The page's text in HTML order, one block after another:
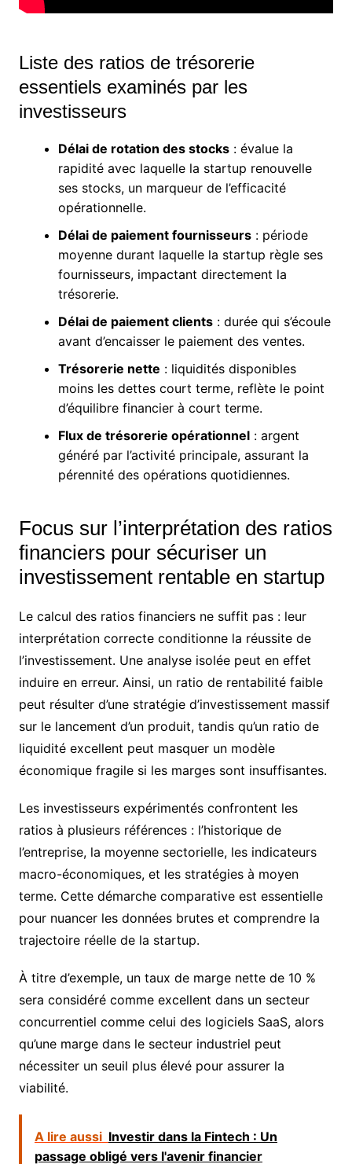
Liste des ratios de trésorerie
essentiels examinés par les
investisseurs
Délai de rotation des stocks: évalue la
rapidité avec laquelle la startup renouvelle
ses stocks, un marqueur de l’efficacité
opérationnelle.
Délai de paiement fournisseurs: période
moyenne durant laquelle la startup règle ses
fournisseurs, impactant directement la
trésorerie.
Délai de paiement clients: durée qui s’écoule
avant d’encaisser le paiement des ventes.
Trésorerie nette : liquidités disponibles
moins les dettes court terme, reflète le point
d’équilibre financier à court terme.
Flux de trésorerie opérationnel: argent
généré par l’activité principale, assurant la
pérennité des opérations quotidiennes.
Focus sur l’interprétation des ratios
financiers pour sécuriser un
investissement rentable en startup
Le calcul des ratios financiers ne suffit pas : leur
interprétation correcte conditionne la réussite de
l’investissement. Une analyse isolée peut en effet
induire en erreur. Ainsi, un ratio de rentabilité faible
peut résulter d’une stratégie d’investissement massif
sur le lancement d’un produit, tandis qu’un ratio de
liquidité excellent peut masquer un modèle
économique fragile si les marges sont insuffisantes.
Les investisseurs expérimentés confrontent les
ratios à plusieurs références : l’historique de
l’entreprise, la moyenne sectorielle, les indicateurs
macro-économiques, et les stratégies à moyen
terme. Cette démarche comparative est essentielle
pour nuancer les données brutes et comprendre la
trajectoire réelle de la startup.
À titre d’exemple, un taux de marge nette de 10 %
sera considéré comme excellent dans un secteur
concurrentiel comme celui des logiciels SaaS, alors
qu’une marge dans le secteur industriel peut
nécessiter un seuil plus élevé pour assurer la
viabilité.
A lire aussi Investir dans la Fintech : Un
passage obligé vers l'avenir financier